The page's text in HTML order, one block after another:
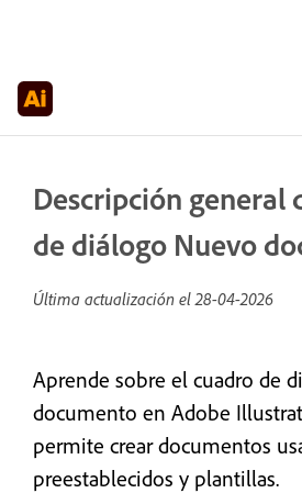
Descripción general
de diálogo Nuevo
Última actualización el28-04-2026
Aprende sobre el cuadro de
documento en Adobe
permite crear documentos
preestablecidos y plantillas.